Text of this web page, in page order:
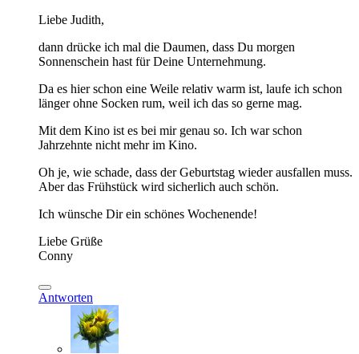
Liebe Judith,
dann drücke ich mal die Daumen, dass Du morgen
Sonnenschein hast für Deine Unternehmung.
Da es hier schon eine Weile relativ warm ist, laufe ich schon
länger ohne Socken rum, weil ich das so gerne mag.
Mit dem Kino ist es bei mir genau so. Ich war schon
Jahrzehnte nicht mehr im Kino.
Oh je, wie schade, dass der Geburtstag wieder ausfallen muss.
Aber das Frühstück wird sicherlich auch schön.
Ich wünsche Dir ein schönes Wochenende!
Liebe Grüße
Conny
Antworten